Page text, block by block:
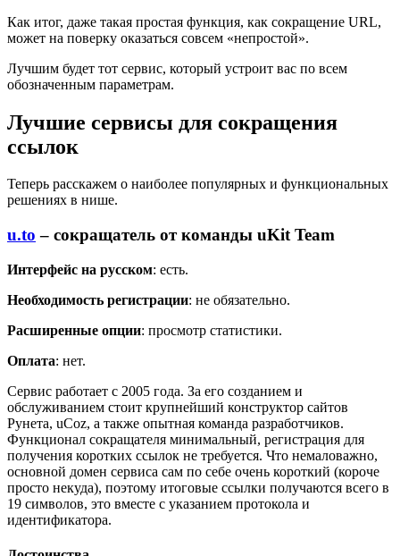
Как итог, даже такая простая функция, как сокращение URL,
может на поверку оказаться совсем «непростой».
Лучшим будет тот сервис, который устроит вас по всем
обозначенным параметрам.
Лучшие сервисы для сокращения
ссылок
Теперь расскажем о наиболее популярных и функциональных
решениях в нише.
u.to – сокращатель от команды uKit Team
Интерфейс на русском: есть.
Необходимость регистрации: не обязательно.
Расширенные опции: просмотр статистики.
Оплата: нет.
Сервис работает с 2005 года. За его созданием и
обслуживанием стоит крупнейший конструктор сайтов
Рунета, uCoz, а также опытная команда разработчиков.
Функционал сокращателя минимальный, регистрация для
получения коротких ссылок не требуется. Что немаловажно,
основной домен сервиса сам по себе очень короткий (короче
просто некуда), поэтому итоговые ссылки получаются всего в
19 символов, это вместе с указанием протокола и
идентификатора.